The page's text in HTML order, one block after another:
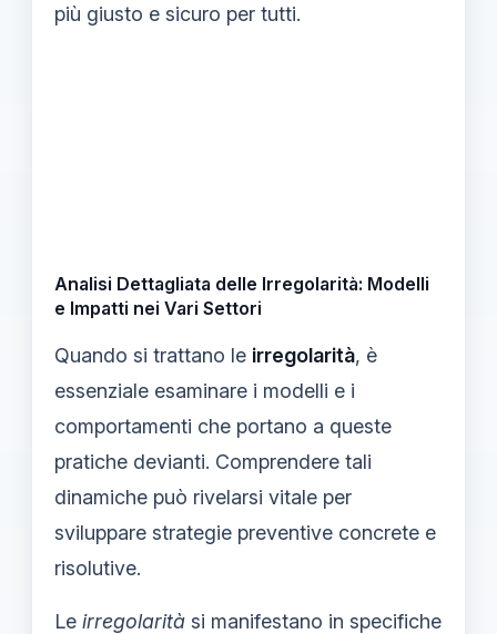
più giusto e sicuro per tutti.
Analisi Dettagliata delle Irregolarità: Modelli
e Impatti nei Vari Settori
Quando si trattano le irregolarità, è
essenziale esaminare i modelli e i
comportamenti che portano a queste
pratiche devianti. Comprendere tali
dinamiche può rivelarsi vitale per
sviluppare strategie preventive concrete e
risolutive.
Le irregolarità si manifestano in specifiche